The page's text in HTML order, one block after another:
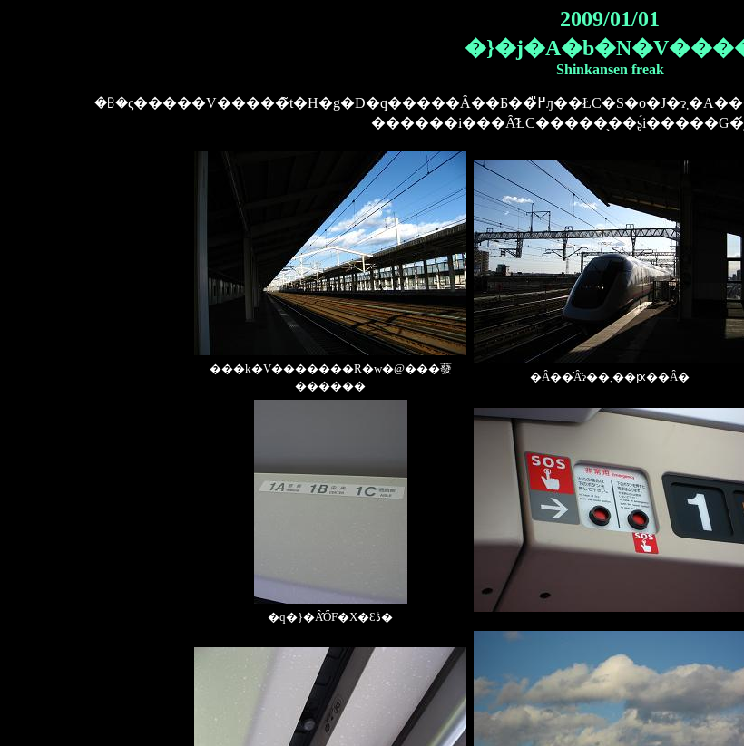
2009/01/01
Shinkansen freak
�ꕗ�ς�����V�����̃t�H�g�D�q�����Ȃ��Ƃ��߂̎ԓ��ŁC�S�o�J�ɂ܂�A���O���Ń����Y�������Ă݂��D�ł����ꂾ
���k�V�������R�w�@���蕟
������
�Ȃ��̂Ȃ̂ɂ��܂��ԗ��Ȃ�
�q�}�Ȃ̂ŐF�X�Ɛڎ�